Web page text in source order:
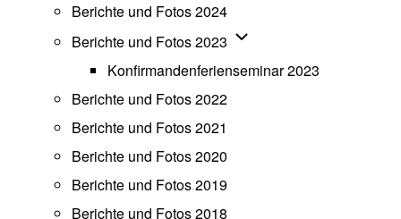
Berichte und Fotos 2024
Berichte und Fotos 2023 Unternavigation von
Konfirmandenferienseminar 2023
Berichte und Fotos 2022
Berichte und Fotos 2021
Berichte und Fotos 2020
Berichte und Fotos 2019
Berichte und Fotos 2018